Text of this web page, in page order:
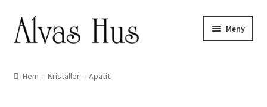
Hoppa
till
Hoppa
till
Meny
Hem Kristaller Apatit